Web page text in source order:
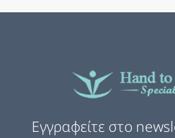
Εγγραφείτε στο